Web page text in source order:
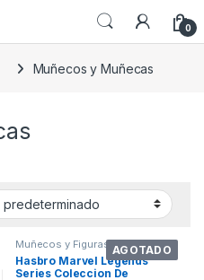
0
Muñecos y Muñecas
AGOTADO
Muñecos y Figuras de Acción
Hasbro Marvel Legends
Series Coleccion De